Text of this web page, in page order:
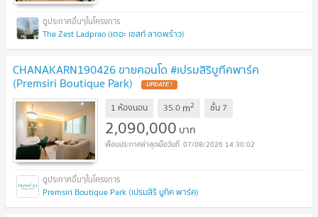
The Zest Ladprao (เดอะ เซสท์ ลาดพร้าว)
CHANAKARN190426 ขายคอนโด #เปรมสิริบูทีคพาร์ค
(Premsiri Boutique Park)
1 ห้องนอน 35.0 m2 ชั้น 7
2,090,000 บาท
07/08/2026 14:30:02
Premsiri Boutique Park (เปรมสิริ บูทิค พาร์ค)